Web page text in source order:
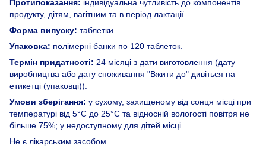
Протипоказання: індивідуальна чутливість до компонентів
продукту, дітям, вагітним та в період лактації.
Форма випуску: таблетки.
Упаковка: полімерні банки по 120 таблеток.
Термін придатності: 24 місяці з дати виготовлення (дату
виробництва або дату споживання "Вжити до" дивіться на
етикетці (упаковці)).
Умови зберігання: у сухому, захищеному від сонця місці при
температурі від 5°С до 25°С та відносній вологості повітря не
більше 75%; у недоступному для дітей місці.
Не є лікарським засобом.